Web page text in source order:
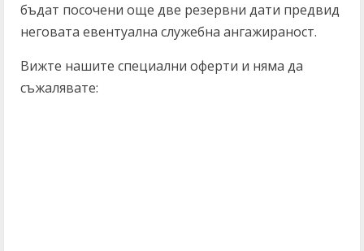
бъдат посочени още две резервни дати предвид
неговата евентуална служебна ангажираност.
Вижте нашите специални оферти и няма да
съжалявате: